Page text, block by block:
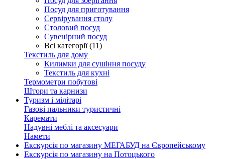
Посуд для приготування
Сервірування столу
Столовий посуд
Сувенірний посуд
Всі категорії (11)
Текстиль для дому
Килимки для сушіння посуду
Текстиль для кухні
Термометри побутові
Штори та карнизи
Туризм і мілітарі
Газові пальники туристичні
Каремати
Надувні меблі та аксесуари
Намети
Екскурсія по магазину МЕГАБУД на Європейському
Екскурсія по магазину на Потоцького